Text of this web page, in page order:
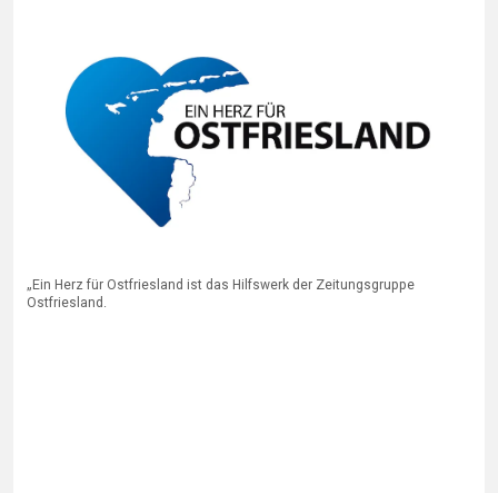
„Ein Herz für Ostfriesland ist das Hilfswerk der Zeitungsgruppe
Ostfriesland.